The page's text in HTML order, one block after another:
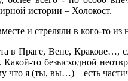
истории – Холокост.
и стреляли в кого-то
в Праге, Вене, Кракове…,
то безысходной
я (ты, вы…) – есть